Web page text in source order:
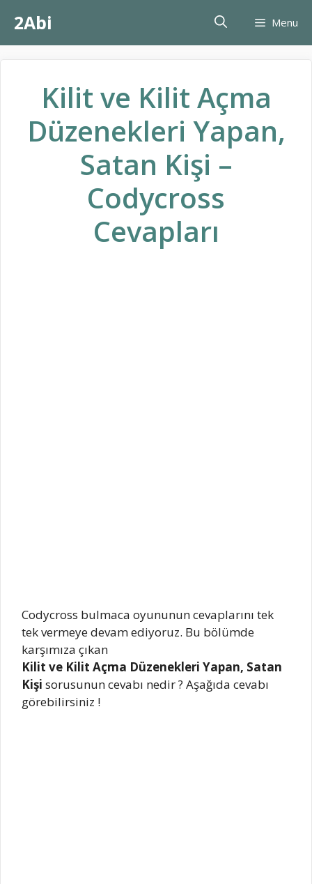
atla2Abi Menu
Kilit ve Kilit Açma
Düzenekleri Yapan,
Satan Kişi –
Codycross
Cevapları
Codycross bulmaca oyununun cevaplarını tek
tek vermeye devam ediyoruz. Bu bölümde
karşımıza çıkan
Kilit ve Kilit Açma Düzenekleri Yapan, Satan
Kişi sorusunun cevabı nedir ? Aşağıda cevabı
görebilirsiniz !